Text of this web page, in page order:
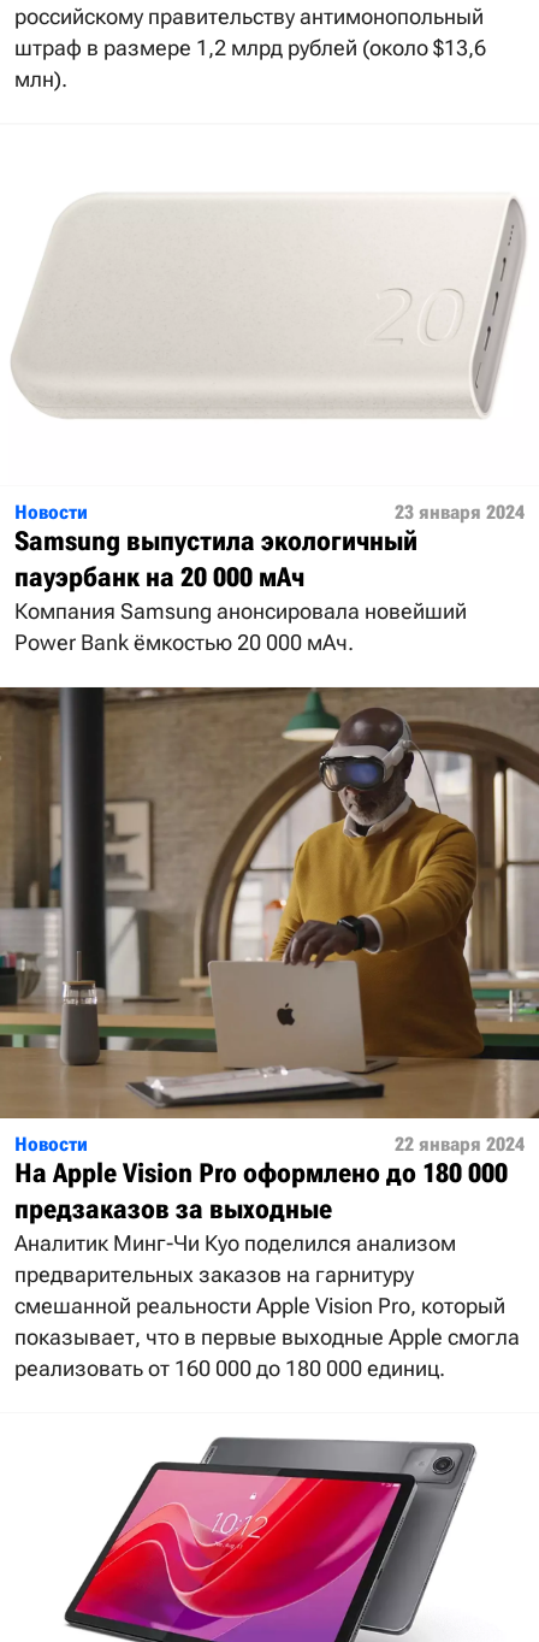
российскому правительству антимонопольный
штраф в размере 1,2 млрд рублей (около $13,6
млн).
Новости 23 января 2024
Samsung выпустила экологичный
пауэрбанк на 20 000 мАч
Компания Samsung анонсировала новейший
Power Bank ёмкостью 20 000 мАч.
Новости 22 января 2024
На Apple Vision Pro оформлено до 180 000
предзаказов за выходные
Аналитик Минг-Чи Куо поделился анализом
предварительных заказов на гарнитуру
смешанной реальности Apple Vision Pro, который
показывает, что в первые выходные Apple смогла
реализовать от 160 000 до 180 000 единиц.